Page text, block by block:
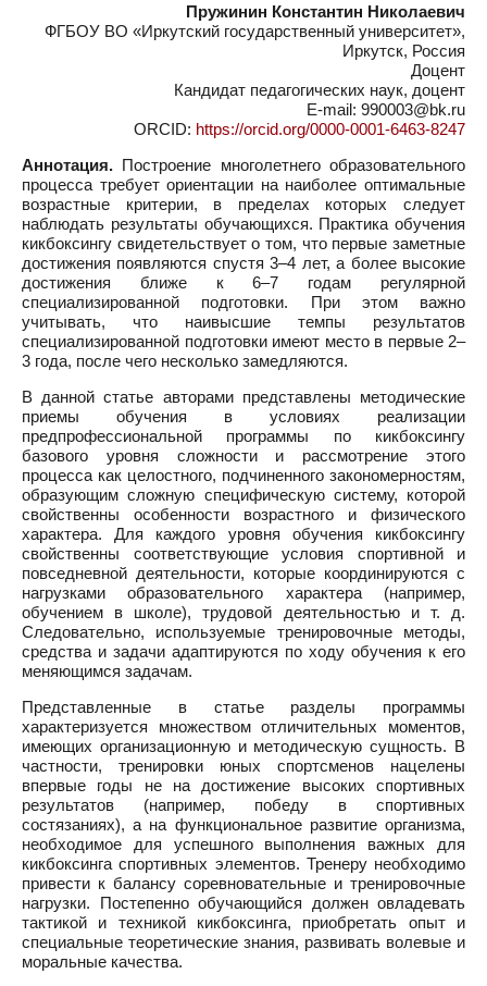
Пружинин Константин Николаевич
ФГБОУ ВО «Иркутский государственный университет»,
Иркутск, Россия
Доцент
Кандидат педагогических наук, доцент
E-mail: 990003@bk.ru
ORCID: https://orcid.org/0000-0001-6463-8247
Аннотация. Построение многолетнего образовательного
процесса требует ориентации на наиболее оптимальные
возрастные критерии, в пределах которых следует
наблюдать результаты обучающихся. Практика обучения
кикбоксингу свидетельствует о том, что первые заметные
достижения появляются спустя 3–4 лет, а более высокие
достижения ближе к 6–7 годам регулярной
специализированной подготовки. При этом важно
учитывать, что наивысшие темпы результатов
специализированной подготовки имеют место в первые 2–
3 года, после чего несколько замедляются.
В данной статье авторами представлены методические
приемы обучения в условиях реализации
предпрофессиональной программы по кикбоксингу
базового уровня сложности и рассмотрение этого
процесса как целостного, подчиненного закономерностям,
образующим сложную специфическую систему, которой
свойственны особенности возрастного и физического
характера. Для каждого уровня обучения кикбоксингу
свойственны соответствующие условия спортивной и
повседневной деятельности, которые координируются с
нагрузками образовательного характера (например,
обучением в школе), трудовой деятельностью и т. д.
Следовательно, используемые тренировочные методы,
средства и задачи адаптируются по ходу обучения к его
меняющимся задачам.
Представленные в статье разделы программы
характеризуется множеством отличительных моментов,
имеющих организационную и методическую сущность. В
частности, тренировки юных спортсменов нацелены
впервые годы не на достижение высоких спортивных
результатов (например, победу в спортивных
состязаниях), а на функциональное развитие организма,
необходимое для успешного выполнения важных для
кикбоксинга спортивных элементов. Тренеру необходимо
привести к балансу соревновательные и тренировочные
нагрузки. Постепенно обучающийся должен овладевать
тактикой и техникой кикбоксинга, приобретать опыт и
специальные теоретические знания, развивать волевые и
моральные качества.